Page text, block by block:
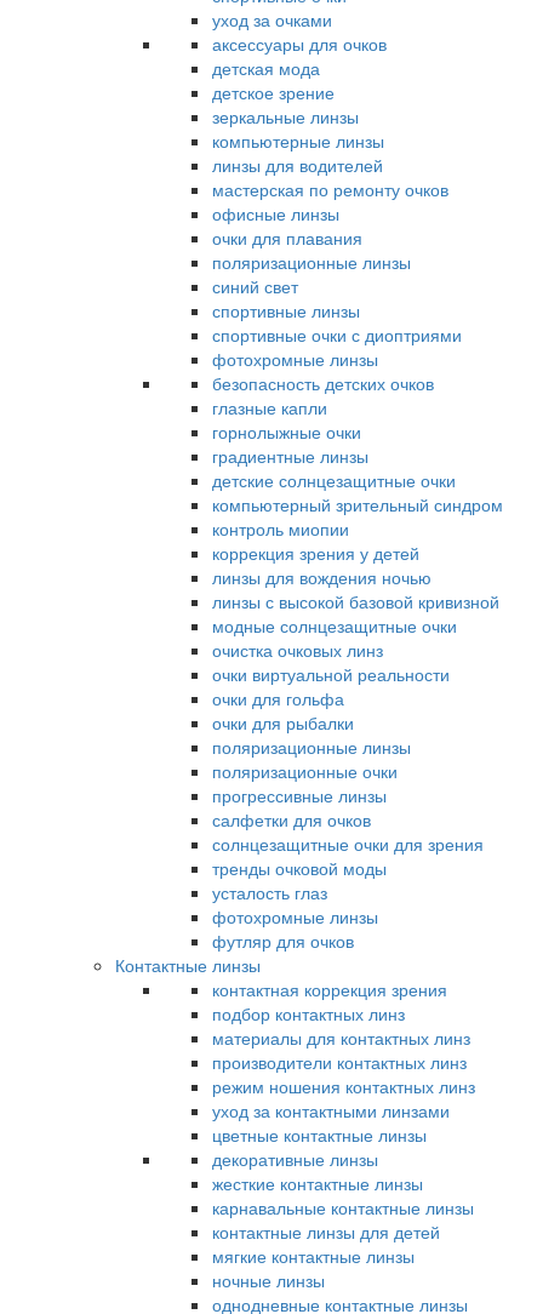
уход за очками
аксессуары для очков
детская мода
детское зрение
зеркальные линзы
компьютерные линзы
линзы для водителей
мастерская по ремонту очков
офисные линзы
очки для плавания
поляризационные линзы
синий свет
спортивные линзы
спортивные очки с диоптриями
фотохромные линзы
безопасность детских очков
глазные капли
горнолыжные очки
градиентные линзы
детские солнцезащитные очки
компьютерный зрительный синдром
контроль миопии
коррекция зрения у детей
линзы для вождения ночью
линзы с высокой базовой кривизной
модные солнцезащитные очки
очистка очковых линз
очки виртуальной реальности
очки для гольфа
очки для рыбалки
поляризационные линзы
поляризационные очки
прогрессивные линзы
салфетки для очков
солнцезащитные очки для зрения
тренды очковой моды
усталость глаз
фотохромные линзы
футляр для очков
Контактные линзы
контактная коррекция зрения
подбор контактных линз
материалы для контактных линз
производители контактных линз
режим ношения контактных линз
уход за контактными линзами
цветные контактные линзы
декоративные линзы
жесткие контактные линзы
карнавальные контактные линзы
контактные линзы для детей
мягкие контактные линзы
ночные линзы
однодневные контактные линзы